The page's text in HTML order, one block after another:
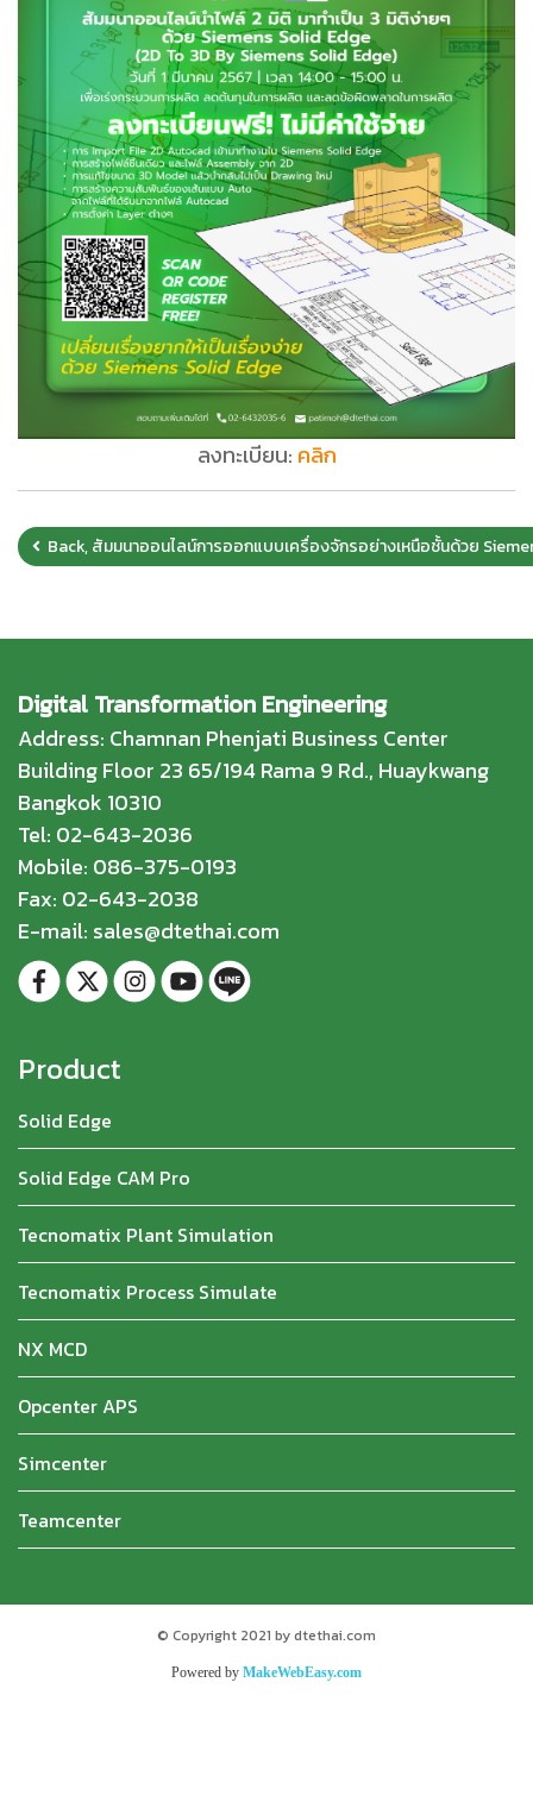
ลงทะเบียน: คลิก
Back, สัมมนาออนไลน์การออกแบบเครื่องจักรอย่างเหนือชั้นด้วย
Digital Transformation Engineering
Address: Chamnan Phenjati Business Center
Building Floor 23 65/194 Rama 9 Rd., Huaykwang
Bangkok 10310
Tel: 02-643-2036
Mobile: 086-375-0193
Fax: 02-643-2038
E-mail: sales@dtethai.com
Product
Solid Edge
Solid Edge CAM Pro
Tecnomatix Plant Simulation
Tecnomatix Process Simulate
NX MCD
Opcenter APS
Simcenter
Teamcenter
© Copyright 2021 by dtethai.com
Powered by MakeWebEasy.com